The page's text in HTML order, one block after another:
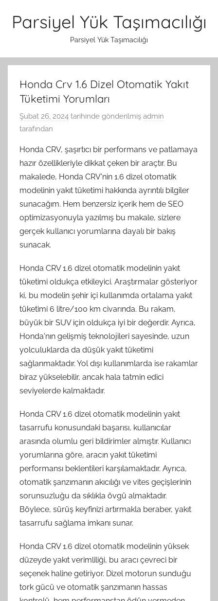
Parsiyel Yük Taşımacılığı
Parsiyel Yük Taşımacılığı
Honda Crv 1.6 Dizel Otomatik Yakıt
Tüketimi Yorumları
Şubat 26, 2024 tarihinde gönderilmiş admin
tarafından
Honda CRV, şaşırtıcı bir performans ve patlamaya
hazır özellikleriyle dikkat çeken bir araçtır. Bu
makalede, Honda CRV'nin 1.6 dizel otomatik
modelinin yakıt tüketimi hakkında ayrıntılı bilgiler
sunacağım. Hem benzersiz içerik hem de SEO
optimizasyonuyla yazılmış bu makale, sizlere
gerçek kullanıcı yorumlarına dayalı bir bakış
sunacak.
Honda CRV 1.6 dizel otomatik modelinin yakıt
tüketimi oldukça etkileyici. Araştırmalar gösteriyor
ki, bu modelin şehir içi kullanımda ortalama yakıt
tüketimi 6 litre/100 km civarında. Bu rakam,
büyük bir SUV için oldukça iyi bir değerdir. Ayrıca,
Honda'nın gelişmiş teknolojileri sayesinde, uzun
yolculuklarda da düşük yakıt tüketimi
sağlanmaktadır. Yol dışı kullanımlarda ise rakamlar
biraz yükselebilir, ancak hala tatmin edici
seviyelerde kalmaktadır.
Honda CRV 1.6 dizel otomatik modelinin yakıt
tasarrufu konusundaki başarısı, kullanıcılar
arasında olumlu geri bildirimler almıştır. Kullanıcı
yorumlarına göre, aracın yakıt tüketimi
performansı beklentileri karşılamaktadır. Ayrıca,
otomatik şanzımanın akıcılığı ve vites geçişlerinin
sorunsuzluğu da sıklıkla övgü almaktadır.
Böylece, sürüş keyfinizi artırmakla beraber, yakıt
tasarrufu sağlama imkanı sunar.
Honda CRV 1.6 dizel otomatik modelinin yüksek
düzeyde yakıt verimliliği, bu aracı çevreci bir
seçenek haline getiriyor. Dizel motorun sunduğu
tork gücü ve otomatik şanzımanın hassas